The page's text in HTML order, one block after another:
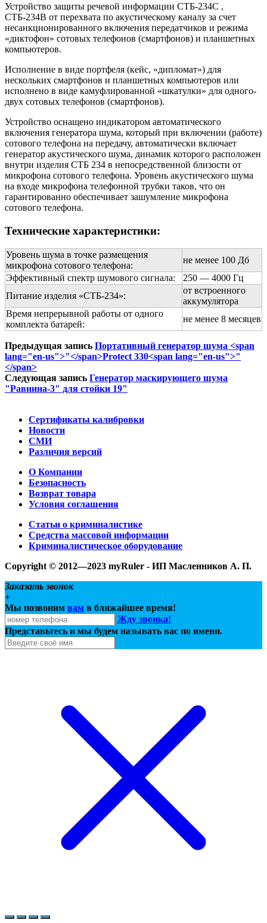
Устройство защиты речевой информации СТБ-234С ,
СТБ-234В от перехвата по акустическому каналу за счет
несанкционированного включения передатчиков и режима
«диктофон» сотовых телефонов (смартфонов) и планшетных
компьютеров.
Исполнение в виде портфеля (кейс, «дипломат») для
нескольких смартфонов и планшетных компьютеров или
исполнено в виде камуфлированной «шкатулки» для одного-
двух сотовых телефонов (смартфонов).
Устройство оснащено индикатором автоматического
включения генератора шума, который при включении (работе)
сотового телефона на передачу, автоматически включает
генератор акустического шума, динамик которого расположен
внутри изделия СТБ 234 в непосредственной близости от
микрофона сотового телефона. Уровень акустического шума
на входе микрофона телефонной трубки таков, что он
гарантированно обеспечивает зашумление микрофона
сотового телефона.
Технические характеристики:
Уровень шума в точке размещения
микрофона сотового телефона:
не менее 100 Дб
Эффективный спектр шумового сигнала:
250 — 4000 Гц
Питание изделия «СТБ-234»:
от встроенного
аккумулятора
Время непрерывной работы от одного
комплекта батарей:
не менее 8 месяцев
Предыдущая запись Портативный генератор шума <span
lang="en-us">"</span>Protect 330<span lang="en-us">"
</span>
Следующая запись Генератор маскирующего шума
"Равнина-3" для стойки 19"
Сертификаты калибровки
Новости
СМИ
Различия версий
О Компании
Безопасность
Возврат товара
Условия соглашения
Статьи о криминалистике
Средства массовой информации
Криминалистическое оборудование
Copyright © 2012—2023 myRuler - ИП Масленников А. П.
Заказать звонок
+
Мы позвоним вам в ближайшее время!
Жду звонка!
Представьтесь и мы будем называть вас по имени.